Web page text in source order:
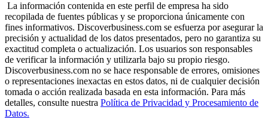
La información contenida en este perfil de empresa ha sido
recopilada de fuentes públicas y se proporciona únicamente con
fines informativos. Discoverbusiness.com se esfuerza por asegurar la
precisión y actualidad de los datos presentados, pero no garantiza su
exactitud completa o actualización. Los usuarios son responsables
de verificar la información y utilizarla bajo su propio riesgo.
Discoverbusiness.com no se hace responsable de errores, omisiones
o representaciones inexactas en estos datos, ni de cualquier decisión
tomada o acción realizada basada en esta información. Para más
detalles, consulte nuestra Política de Privacidad y Procesamiento de
Datos.